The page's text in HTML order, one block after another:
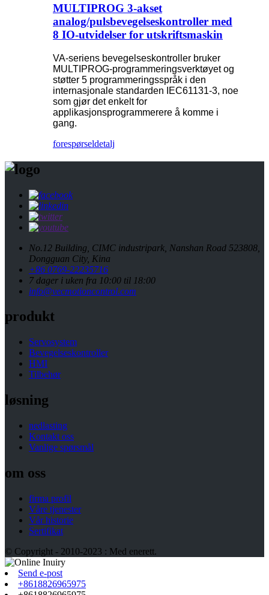
MULTIPROG 3-akset
analog/pulsbevegelseskontroller med
8 IO-utvidelser for utskriftsmaskin
VA-seriens bevegelseskontroller bruker
MULTIPROG-programmeringsverktøyet og
støtter 5 programmeringsspråk i den
internasjonale standarden IEC61131-3, noe
som gjør det enkelt for
applikasjonsprogrammerere å komme i
gang.
forespørseldetalj
No.12 Building, CIMC industripark, Nanshan Road 523808,
Dongguan City, Kina
+86 0769-22235716
7 dager i uken fra 10:00 til 18:00
info@vecmotioncontrol.com
produkt
Servosystem
Bevegelseskontroller
HMI
Tilbehør
løsning
nedlasting
Kontakt oss
Vanlige spørsmål
om oss
firma profil
Våre tjenester
Vår historie
Sertifikat
© Copyright - 2010-2023 : Med enerett.
Send e-post
+8618826965975